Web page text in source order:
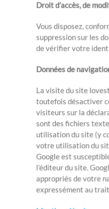
Droit d’accès, de
Vous disposez,
suppression sur les
de vérifier votre
Données de
La visite du site
toutefois désactiver
visiteurs sur la
sont des fichiers
utilisation du site (y
votre utilisation du
Google est
l’éditeur du site.
appropriés de votre
expressément au